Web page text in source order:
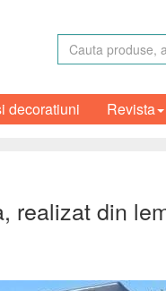
decoratiuni Revista
realizat din